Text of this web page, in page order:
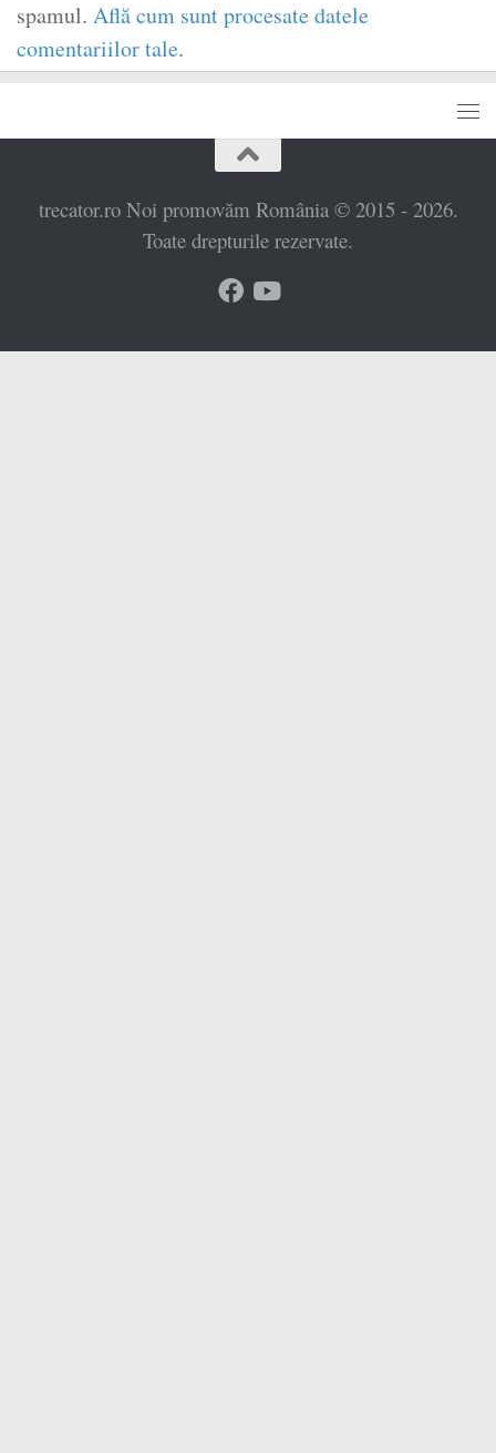
spamul. Află cum sunt procesate datele
comentariilor tale.
trecator.ro Noi promovăm România © 2015 - 2026.
Toate drepturile rezervate.